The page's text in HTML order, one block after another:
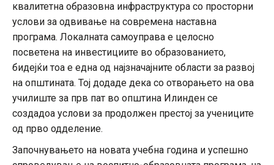
квалитетна образовна инфраструктура со просторни
услови за одвивање на современа наставна
програма. Локалната самоуправа е целосно
посветена на инвестициите во образованието,
бидејќи тоа е една од најзначајните области за развој
на општината. Тој додаде дека со отворањето на ова
училиште за прв пат во општина Илинден се
создадоа услови за продолжен престој за учениците
од прво одделение.
Започнувањето на новата учебна година и успешно